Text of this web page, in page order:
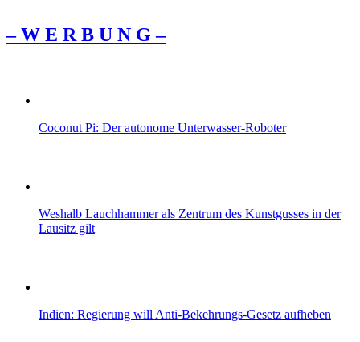
– W Ε R Β U Ν G –
Coconut Pi: Der autonome Unterwasser-Roboter
Weshalb Lauchhammer als Zentrum des Kunstgusses in der
Lausitz gilt
Indien: Regierung will Anti-Bekehrungs-Gesetz aufheben